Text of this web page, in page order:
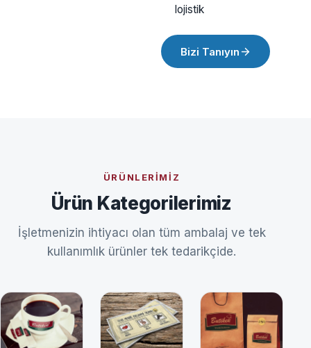
lojistik
Bizi Tanıyın
ÜRÜNLERIMIZ
Ürün Kategorilerimiz
İşletmenizin ihtiyacı olan tüm ambalaj ve tek
kullanımlık ürünler tek tedarikçide.